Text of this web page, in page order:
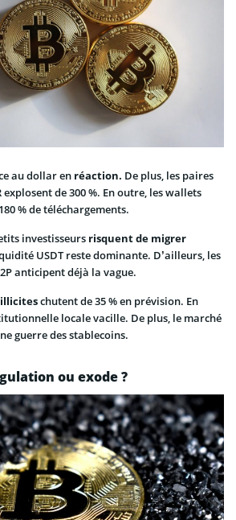
au dollar en réaction. De plus, les paires
explosent de 300 %. En outre, les wallets
% de téléchargements.
investisseurs risquentde migrer
USDT reste dominante. D’ailleurs, les
anticipent déjà la vague.
chutent de 35 % en prévision. En
locale vacille. De plus, le marché
guerre des stablecoins.
ou exode ?